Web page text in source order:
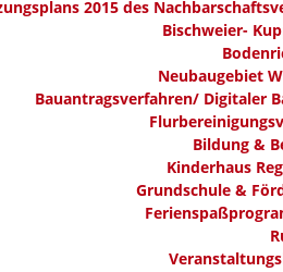
2015 des
Bischweier-
Neubaugebiet
Bauantragsverfahren/ Digitaler
Bildung &
Kinderhaus
Grundschule &